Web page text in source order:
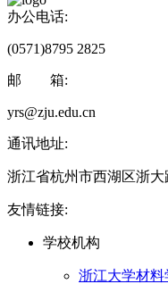
办公电话:
(0571)8795 2825
邮 箱:
yrs@zju.edu.cn
通讯地址:
浙江省杭州市西湖区浙大
友情链接:
学校机构
浙江大学材料